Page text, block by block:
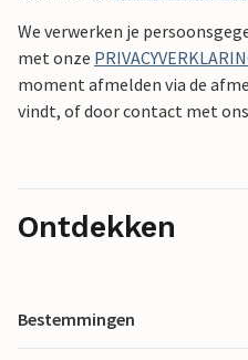
We verwerken je
met onze
moment afmelden via de
vindt, of door contact met
Ontdekken
Bestemmingen